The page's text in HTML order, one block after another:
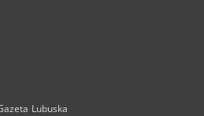
Lubuska